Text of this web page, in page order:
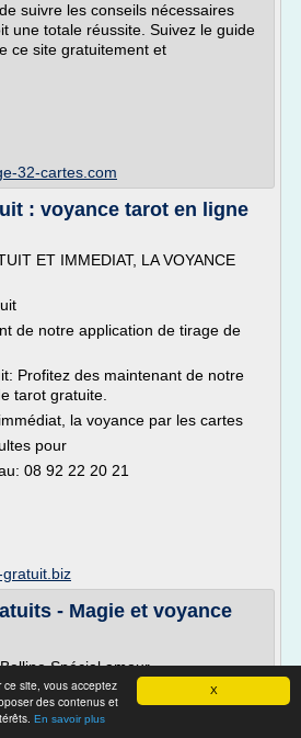
X
site, vous acceptez
des contenus et
En savoir plus
suivre les conseils nécessaires
une totale réussite. Suivez le guide
ce site gratuitement et
32-cartes.com
: voyance tarot en ligne
ET IMMEDIAT, LA VOYANCE
de notre application de tirage de
Profitez des maintenant de notre
tarot gratuite.
la voyance par les cartes
pour
08 92 22 20 21
gratuit.biz
- Magie et voyance
Spécial amour
de Belline va répondre à
permettra de répondre